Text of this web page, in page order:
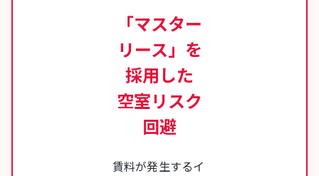
「マスター
リース」を
採用した
空室リスク
回避
賃料が発生するイ